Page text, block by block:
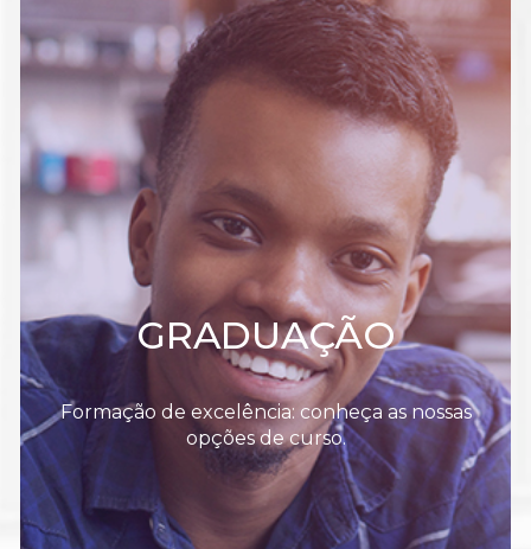
GRADUAÇÃO
Formação de excelência: conheça as nossas
opções de curso.